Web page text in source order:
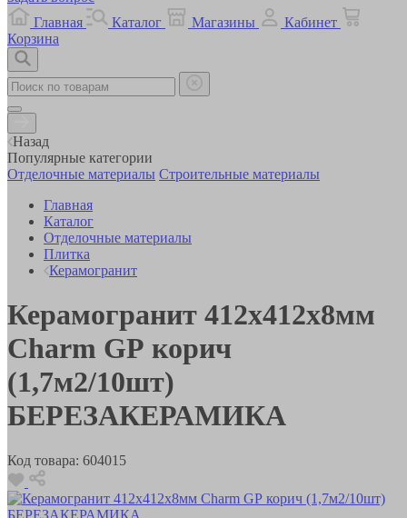
Главная
Каталог Магазины
Кабинет
Корзина
Назад
Популярные категории
Отделочные материалы Строительные материалы
Главная
Каталог
Отделочные материалы
Плитка
Керамогранит
Керамогранит 412х412х8мм
Charm GР корич
(1,7м2/10шт)
БЕРЕЗАКЕРАМИКА
Код товара: 604015